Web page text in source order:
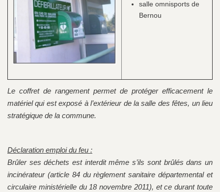
salle omnisports de
Bernou
Le coffret de rangement permet de protéger efficacement le
matériel qui est exposé à l’extérieur de la salle des fêtes, un lieu
stratégique de la commune.
Déclaration emploi du feu :
Brûler ses déchets est interdit même s’ils sont brûlés dans un
incinérateur (article 84 du règlement sanitaire départemental et
circulaire ministérielle du 18 novembre 2011), et ce durant toute